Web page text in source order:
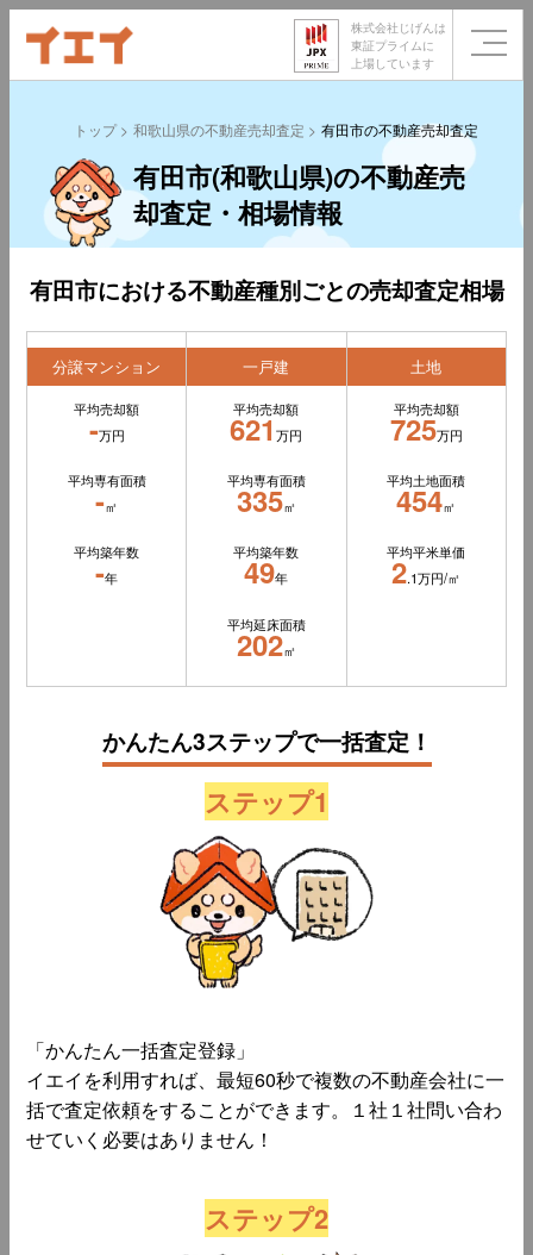
株式会社じげんは
東証プライムに
上場しています
トップ 和歌山県の不動産売却査定 有田市の不動産売却査定
有田市(和歌山県)の不動産売
却査定・相場情報
有田市における不動産種別ごとの売却査定相場
分譲マンション
平均売却額
-万円
平均専有面積
-㎡
平均築年数
-年
一戸建
平均売却額
621万円
平均専有面積
335㎡
平均築年数
49年
平均延床面積
202㎡
土地
平均売却額
725万円
平均土地面積
454㎡
平均平米単価
2.1万円/㎡
かんたん3ステップで一括査定！
ステップ1
「かんたん一括査定登録」
イエイを利用すれば、最短60秒で複数の不動産会社に一
括で査定依頼をすることができます。１社１社問い合わ
せていく必要はありません！
ステップ2